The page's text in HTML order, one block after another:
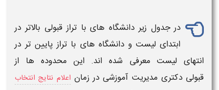
در جدول زیر دانشگاه های با تراز قبولی بالاتر در
ابتدای لیست و دانشگاه های با تراز پایین تر در
انتهای لیست معرفی شده اند. این محدوده ها از
قبولیدکتری مدیریت آموزشی در زمان اعلام نتایج انتخاب